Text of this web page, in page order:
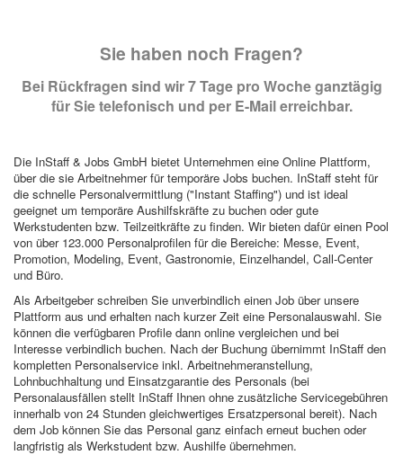
Sie haben noch Fragen?
Bei Rückfragen sind wir 7 Tage pro Woche ganztägig
für Sie telefonisch und per E-Mail erreichbar.
Die InStaff & Jobs GmbH bietet Unternehmen eine Online Plattform,
über die sie Arbeitnehmer für temporäre Jobs buchen. InStaff steht für
die schnelle Personalvermittlung ("Instant Staffing") und ist ideal
geeignet um temporäre Aushilfskräfte zu buchen oder gute
Werkstudenten bzw. Teilzeitkräfte zu finden. Wir bieten dafür einen Pool
von über 123.000 Personalprofilen für die Bereiche: Messe, Event,
Promotion, Modeling, Event, Gastronomie, Einzelhandel, Call-Center
und Büro.
Als Arbeitgeber schreiben Sie unverbindlich einen Job über unsere
Plattform aus und erhalten nach kurzer Zeit eine Personalauswahl. Sie
können die verfügbaren Profile dann online vergleichen und bei
Interesse verbindlich buchen. Nach der Buchung übernimmt InStaff den
kompletten Personalservice inkl. Arbeitnehmeranstellung,
Lohnbuchhaltung und Einsatzgarantie des Personals (bei
Personalausfällen stellt InStaff Ihnen ohne zusätzliche Servicegebühren
innerhalb von 24 Stunden gleichwertiges Ersatzpersonal bereit). Nach
dem Job können Sie das Personal ganz einfach erneut buchen oder
langfristig als Werkstudent bzw. Aushilfe übernehmen.